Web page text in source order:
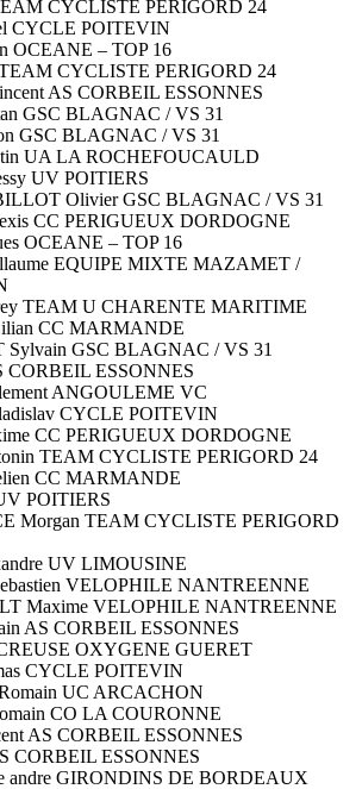
CYCLISTE PERIGORD 24
CYCLE POITEVIN
OCEANE – TOP 16
CYCLISTE PERIGORD 24
AS CORBEIL ESSONNES
GSC BLAGNAC / VS 31
GSC BLAGNAC / VS 31
UA LA ROCHEFOUCAULD
UV POITIERS
Olivier GSC BLAGNAC / VS 31
CC PERIGUEUX DORDOGNE
OCEANE – TOP 16
EQUIPE MIXTE MAZAMET /
TEAM U CHARENTE MARITIME
CC MARMANDE
GSC BLAGNAC / VS 31
CORBEIL ESSONNES
ANGOULEME VC
CYCLE POITEVIN
CC PERIGUEUX DORDOGNE
TEAM CYCLISTE PERIGORD 24
CC MARMANDE
POITIERS
Morgan TEAM CYCLISTE PERIGORD
UV LIMOUSINE
VELOPHILE NANTREENNE
Maxime VELOPHILE NANTREENNE
AS CORBEIL ESSONNES
OXYGENE GUERET
CYCLE POITEVIN
UC ARCACHON
CO LA COURONNE
AS CORBEIL ESSONNES
CORBEIL ESSONNES
andre GIRONDINS DE BORDEAUX